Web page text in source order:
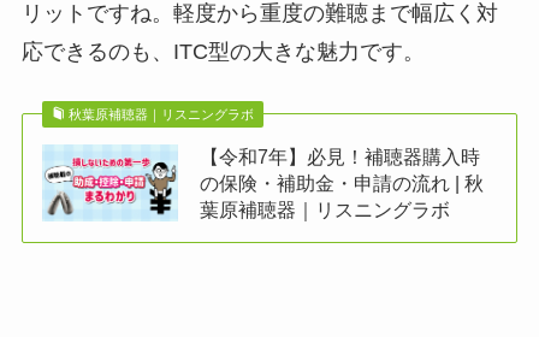
リットですね。軽度から重度の難聴まで幅広く対
応できるのも、ITC型の大きな魅力です。
秋葉原補聴器｜リスニングラボ
【令和7年】必見！補聴器購入時
の保険・補助金・申請の流れ | 秋
葉原補聴器｜リスニングラボ